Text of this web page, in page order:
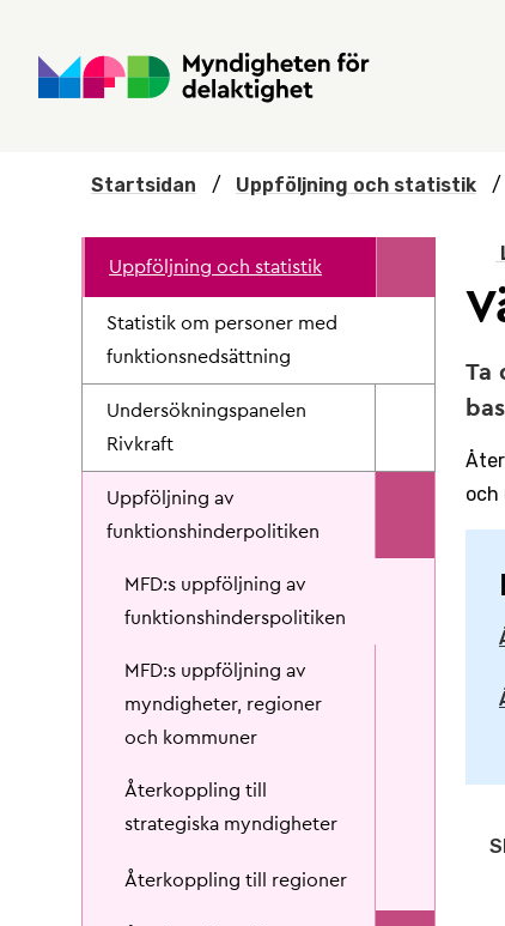
Startsidan / Uppföljning och statistik /
Uppföljning och statistik
Statistik om personer med
funktionsnedsättning
Undersökningspanelen
Rivkraft
Uppföljning av
funktionshinderpolitiken
MFD:s uppföljning av
funktionshinderspolitiken
MFD:s uppföljning av
myndigheter, regioner
och kommuner
Återkoppling till
strategiska myndigheter
Återkoppling till regioner
Ta
och